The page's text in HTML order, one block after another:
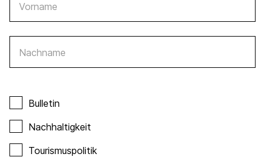
Vorname
Nachname
Bulletin
Nachhaltigkeit
Tourismuspolitik